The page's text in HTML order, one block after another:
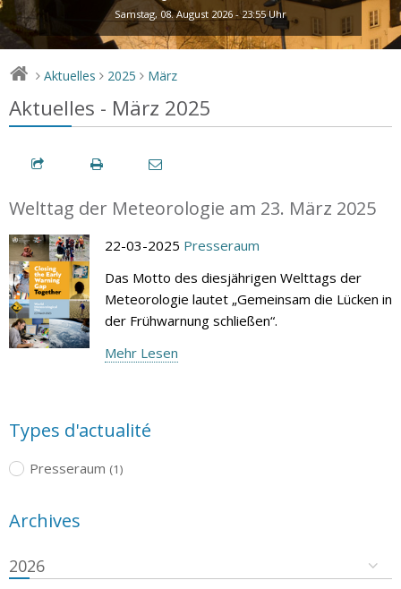
Samstag, 08. August 2026 - 23:55 Uhr
> Aktuelles > 2025 > März
Aktuelles - März 2025
Welttag der Meteorologie am 23. März 2025
22-03-2025 Presseraum
Das Motto des diesjährigen Welttags der
Meteorologie lautet „Gemeinsam die Lücken in
der Frühwarnung schließen“.
Mehr Lesen
Types d'actualité
Presseraum (1)
Archives
2026